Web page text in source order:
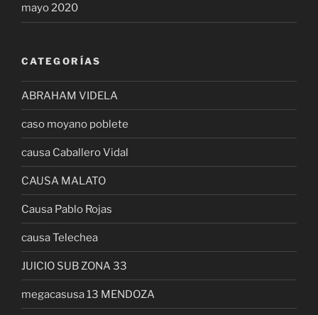
mayo 2020
CATEGORÍAS
ABRAHAM VIDELA
caso moyano poblete
causa Caballero Vidal
CAUSA MALATO
Causa Pablo Rojas
causa Telechea
JUICIO SUB ZONA 33
megacasusa 13 MENDOZA